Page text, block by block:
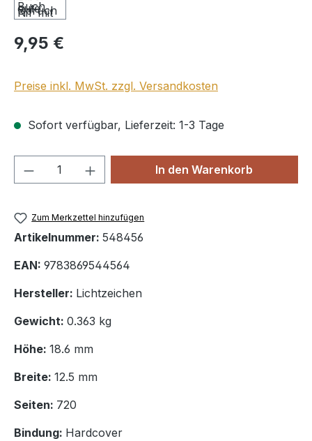
Regulärer Preis:
9,95 €
Preise inkl. MwSt. zzgl. Versandkosten
Sofort verfügbar, Lieferzeit: 1-3 Tage
Produkt Anzahl: Gib denIn den Warenkorb
Zum Merkzettel hinzufügen
Artikelnummer: 548456
EAN: 9783869544564
Hersteller: Lichtzeichen
Gewicht: 0.363 kg
Höhe: 18.6 mm
Breite: 12.5 mm
Seiten: 720
Bindung: Hardcover